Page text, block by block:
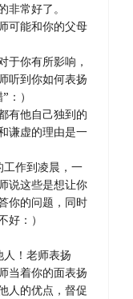
常好了。
可能和你的父母
于你有所影响，
听到你如何表扬
）
有他自己独到的
谦虚的理由是一
作到凌晨，一
说这些是想让你
你的问题，同时
：）
！老师表扬
当着你的面表扬
人的优点，督促